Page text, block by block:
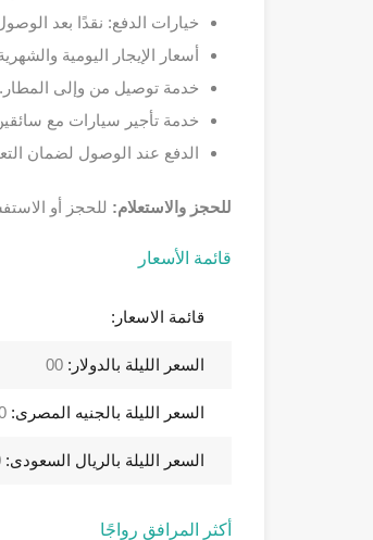
خيارات الدفع: نقدًا بعد
أسعار الإيجار اليومية
خدمة توصيل من وإلى المطار.
خدمة تأجير سيارات مع
الدفع عند الوصول لضمان
للحجز والاستعلام: للحجز أو
قائمة الأسعار
قائمة الاسعار:
السعر الليلة بالدولار: 00
السعر الليلة بالجنيه المصرى:
السعر الليلة بالريال السعودى:
أكثر المرافق رواجًا